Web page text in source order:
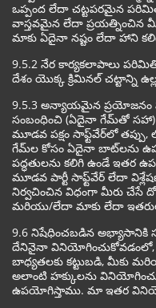
ఒప్పంద లేదా చట్టపరమైన
వాస్తవమైన లేదా ప్రయత్నించిన
మాకు ఏదైనా నష్టం లేదా హాని
9.5.2 నేర కార్యకలాపాలు
దేశం యొక్క క్రిమినల్ చట్టాన్ని
9.5.3 అన్యాయమైన ప్రయోజనం
సంబంధించి (ఏదైనా గేమ్‌తో
మూడవ పక్షం సాఫ్ట్‌వేర్‌లో
గేమ్‌ల కోసం ఏదైనా బాట్‌లను
పద్ధతులను కలిగి ఉండే
మూడవ పార్టీ సాఫ్ట్‌వేర్ లేదా
నిర్వచించిన విధంగా మీరు చేసే
మరియు/లేదా మాకు లేదా
9.6 నిషేధించబడిన అభ్యాసానికి
దేనినైనా
బాధ్యతలకు కట్టుబడి, మీకు
అలాంటి హక్కులను
ఉపయోగిస్తాము. మా ఇతర